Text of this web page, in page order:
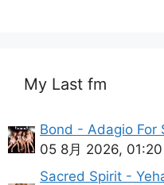
My Last fm
Bond - Adagio For
05 8月 2026, 01:20
Sacred Spirit -